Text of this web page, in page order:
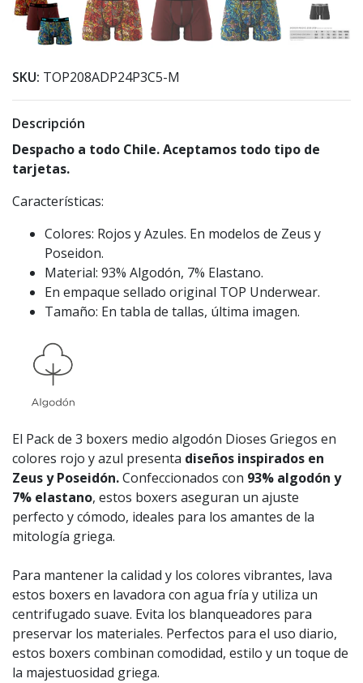
SKU: TOP208ADP24P3C5-M
Descripción
Despacho a todo Chile. Aceptamos todo tipo de
tarjetas.
Características:
Colores: Rojos y Azules. En modelos de Zeus y
Poseidon.
Material: 93% Algodón, 7% Elastano.
En empaque sellado original TOP Underwear.
Tamaño: En tabla de tallas, última imagen.
El Pack de 3 boxers medio algodón Dioses Griegos en
colores rojo y azul presenta diseños inspirados en
Zeus y Poseidón.Confeccionados con 93% algodón y
7% elastano, estos boxers aseguran un ajuste
perfecto y cómodo, ideales para los amantes de la
mitología griega.
Para mantener la calidad y los colores vibrantes, lava
estos boxers en lavadora con agua fría y utiliza un
centrifugado suave. Evita los blanqueadores para
preservar los materiales. Perfectos para el uso diario,
estos boxers combinan comodidad, estilo y un toque de
la majestuosidad griega.